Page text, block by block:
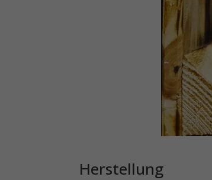
Herstellung